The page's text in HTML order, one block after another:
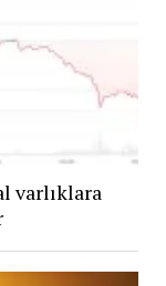
varlıklara